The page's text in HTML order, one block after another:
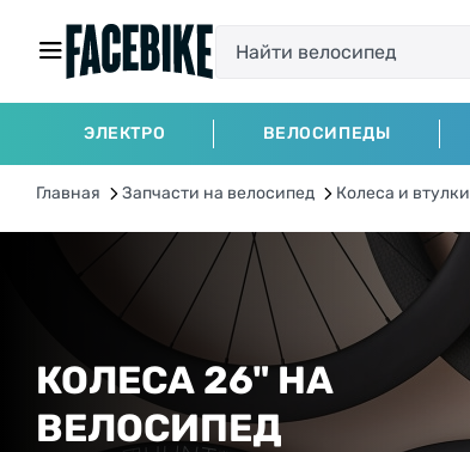
ЭЛЕКТРО ВЕЛОСИПЕДЫ
Главная Запчасти на велосипед Колеса и втулки
КОЛЕСА 26" НА
ВЕЛОСИПЕД